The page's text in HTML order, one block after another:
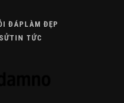
ĐÁPLÀM ĐẸP
TIN TỨC